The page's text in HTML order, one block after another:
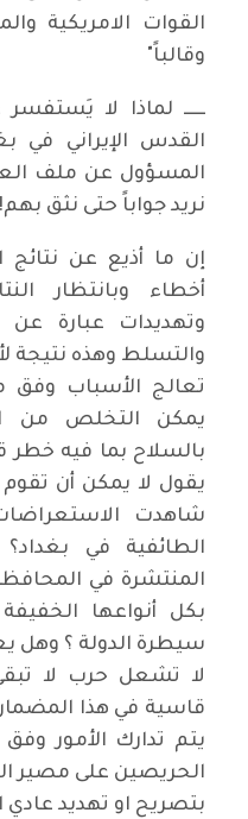
القوات الامريكية
وقالباً"
ــــــ لماذا لا
القدس الإيراني في
المسؤول عن ملف
نريد جواباً حتى نثق بهم!
إن ما أذيع عن نتائج
أخطاء وبانتظار
وتهديدات عبارة
والتسلط وهذه نتيجة
تعالج الأسباب وفق
يمكن التخلص من
بالسلاح بما فيه خطر
يقول لا يمكن أن
شاهدت
الطائفية في
المنتشرة في
بكل أنواعها
سيطرة الدولة ؟ وهل
لا تشعل حرب لا تبقي
قاسية في هذا
يتم تدارك الأمور
الحريصين على مصير
بتصريح او تهديد